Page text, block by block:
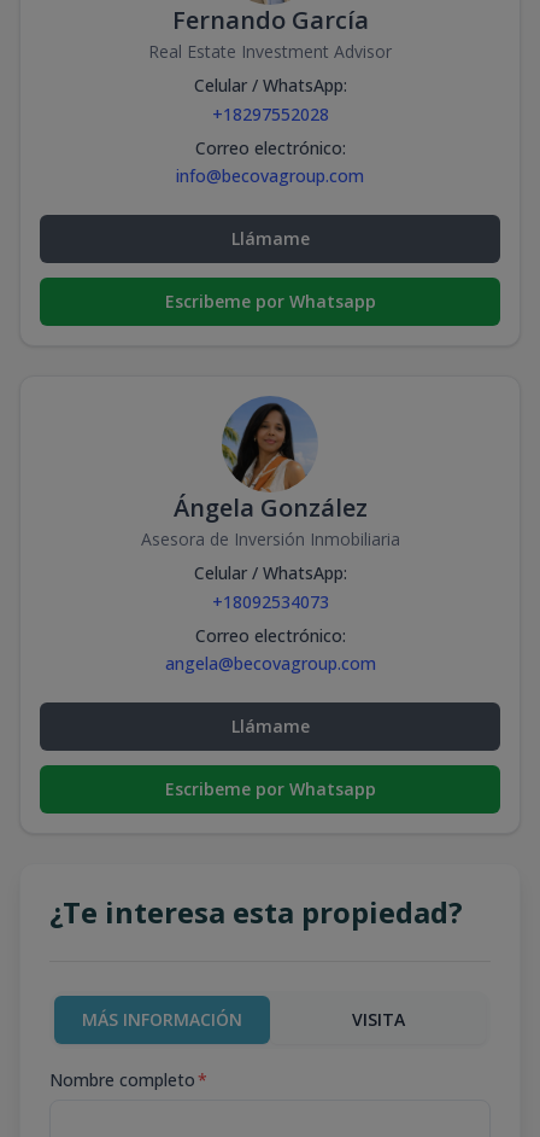
Fernando García
Real Estate Investment Advisor
Celular / WhatsApp:
+18297552028
Correo electrónico:
info@becovagroup.com
Llámame
Escribeme por Whatsapp
Ángela González
Asesora de Inversión Inmobiliaria
Celular / WhatsApp:
+18092534073
Correo electrónico:
angela@becovagroup.com
Llámame
Escribeme por Whatsapp
¿Te interesa esta propiedad?
MÁS INFORMACIÓN VISITA
Nombre completo*